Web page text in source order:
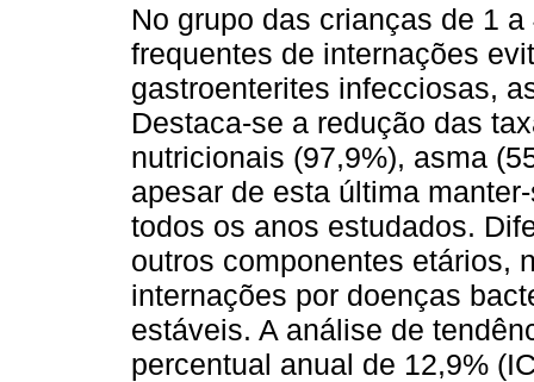
No grupo das crianças de 1
frequentes de internações
gastroenterites infecciosas,
Destaca-se a redução das
nutricionais (97,9%), asma
apesar de esta última
todos os anos estudados.
outros componentes etários,
internações por doenças
estáveis. A análise de
percentual anual de 12,9%